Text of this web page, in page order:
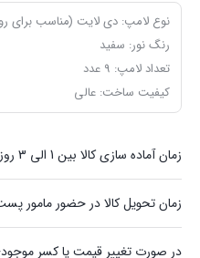
نوع لامپ: دی لایت (مناسب برای
رنگ نور: سفید
تعداد لامپ: 9 عدد
کیفیت ساخت: عالی
زمان آماده سازی کالا بین 1 الی 3 روزه کاری
زمان تحویل کالا در حضور مامور
در صورت تغییر قیمت یا کسر